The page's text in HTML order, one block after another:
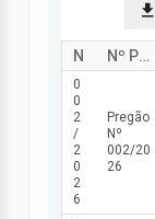
Nº Procedimento
0
0
2
/
2
0
2
6
Pregão
Nº
002/20
26